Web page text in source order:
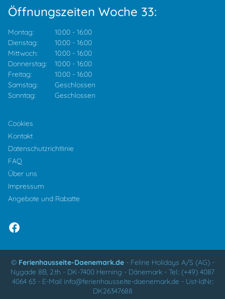
Öffnungszeiten Woche 33:
Montag: 10:00 - 16:00
Dienstag:
10:00 - 16:00
Mittwoch:
10:00 - 16:00
Donnerstag:
10:00 - 16:00
Freitag:
10:00 - 16:00
Samstag:
Geschlossen
Sonntag:
Geschlossen
Cookies
Kontakt
Datenschutzrichtlinie
FAQ
Über uns
Impressum
Angebote und Rabatte
© Ferienhausseite-Daenemark.de- Feline Holidays A/S (AG)-
Nygade 8B, 2.th - DK-7400 Herning - Dänemark - Tel.: (+49) 4087
4064 63- E-Mail info@ferienhausseite-daenemark.de - Ust-IdNr.:
DK26347688